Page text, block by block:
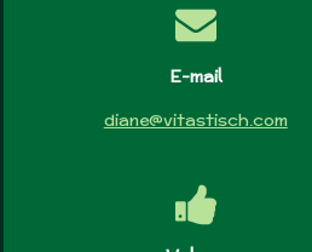
E-mail
diane@vitastisch.com